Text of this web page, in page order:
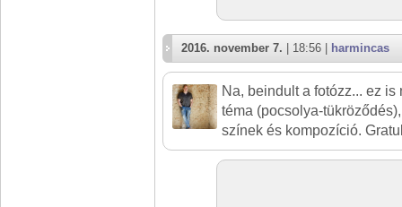
2016. november 7. | 18:56 | harmincas
Na, beindult a fotózz... ez
téma (pocsolya-
színek és kompozíció.